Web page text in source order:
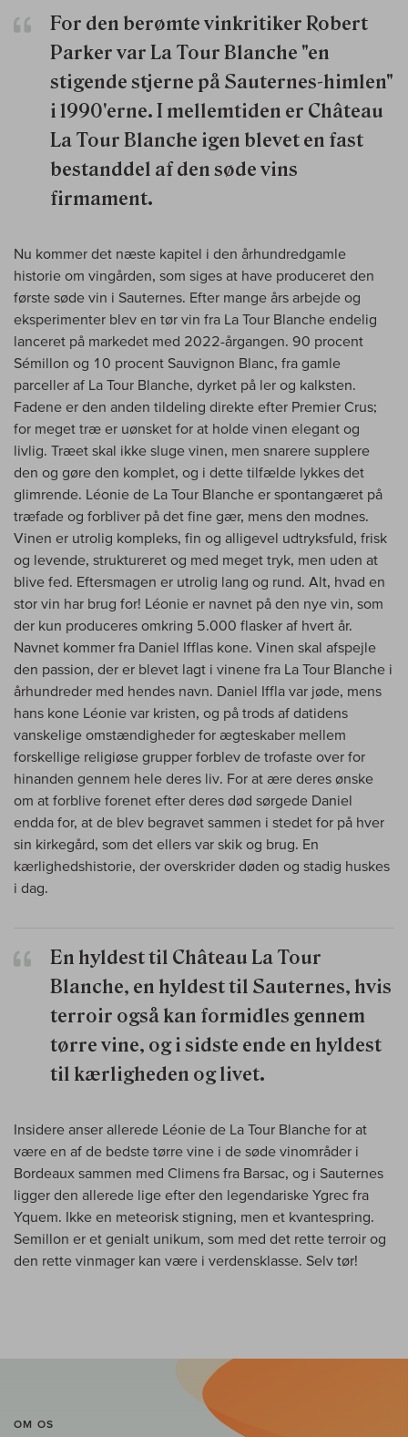
For den berømte vinkritiker Robert
Parker var La Tour Blanche "en
stigende stjerne på Sauternes-himlen"
i 1990'erne. I mellemtiden er Château
La Tour Blanche igen blevet en fast
bestanddel af den søde vins
firmament.
Nu kommer det næste kapitel i den århundredgamle
historie om vingården, som siges at have produceret den
første søde vin i Sauternes. Efter mange års arbejde og
eksperimenter blev en tør vin fra La Tour Blanche endelig
lanceret på markedet med 2022-årgangen. 90 procent
Sémillon og 10 procent Sauvignon Blanc, fra gamle
parceller af La Tour Blanche, dyrket på ler og kalksten.
Fadene er den anden tildeling direkte efter Premier Crus;
for meget træ er uønsket for at holde vinen elegant og
livlig. Træet skal ikke sluge vinen, men snarere supplere
den og gøre den komplet, og i dette tilfælde lykkes det
glimrende. Léonie de La Tour Blanche er spontangæret på
træfade og forbliver på det fine gær, mens den modnes.
Vinen er utrolig kompleks, fin og alligevel udtryksfuld, frisk
og levende, struktureret og med meget tryk, men uden at
blive fed. Eftersmagen er utrolig lang og rund. Alt, hvad en
stor vin har brug for! Léonie er navnet på den nye vin, som
der kun produceres omkring 5.000 flasker af hvert år.
Navnet kommer fra Daniel Ifflas kone. Vinen skal afspejle
den passion, der er blevet lagt i vinene fra La Tour Blanche i
århundreder med hendes navn. Daniel Iffla var jøde, mens
hans kone Léonie var kristen, og på trods af datidens
vanskelige omstændigheder for ægteskaber mellem
forskellige religiøse grupper forblev de trofaste over for
hinanden gennem hele deres liv. For at ære deres ønske
om at forblive forenet efter deres død sørgede Daniel
endda for, at de blev begravet sammen i stedet for på hver
sin kirkegård, som det ellers var skik og brug. En
kærlighedshistorie, der overskrider døden og stadig huskes
i dag.
En hyldest til Château La Tour
Blanche, en hyldest til Sauternes, hvis
terroir også kan formidles gennem
tørre vine, og i sidste ende en hyldest
til kærligheden og livet.
Insidere anser allerede Léonie de La Tour Blanche for at
være en af de bedste tørre vine i de søde vinområder i
Bordeaux sammen med Climens fra Barsac, og i Sauternes
ligger den allerede lige efter den legendariske Ygrec fra
Yquem. Ikke en meteorisk stigning, men et kvantespring.
Semillon er et genialt unikum, som med det rette terroir og
den rette vinmager kan være i verdensklasse. Selv tør!
OM OS